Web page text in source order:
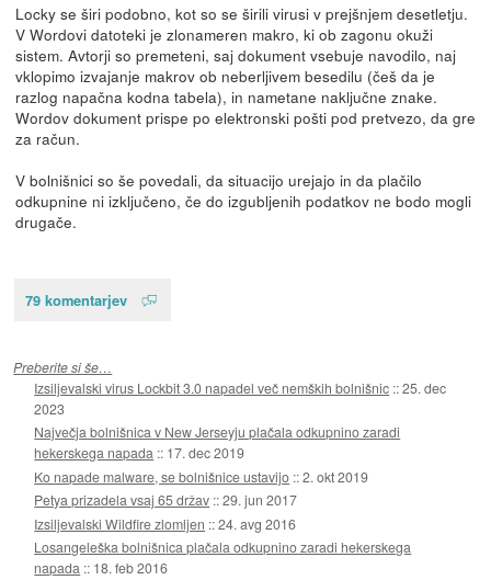
Locky se širi podobno, kot so se širili virusi v prejšnjem desetletju.
V Wordovi datoteki je zlonameren makro, ki ob zagonu okuži
sistem. Avtorji so premeteni, saj dokument vsebuje navodilo, naj
vklopimo izvajanje makrov ob neberljivem besedilu (češ da je
razlog napačna kodna tabela), in nametane naključne znake.
Wordov dokument prispe po elektronski pošti pod pretvezo, da gre
za račun.
V bolnišnici so še povedali, da situacijo urejajo in da plačilo
odkupnine ni izključeno, če do izgubljenih podatkov ne bodo mogli
drugače.
79 komentarjev
Preberite si še…
Izsiljevalski virus Lockbit 3.0 napadel več nemških bolnišnic ::25. dec
2023
Največja bolnišnica v New Jerseyju plačala odkupnino zaradi
hekerskega napada :: 17. dec 2019
Ko napade malware, se bolnišnice ustavijo ::2. okt 2019
Petya prizadela vsaj 65 držav ::29. jun 2017
Izsiljevalski Wildfire zlomljen ::24. avg 2016
Losangeleška bolnišnica plačala odkupnino zaradi hekerskega
napada :: 18. feb 2016